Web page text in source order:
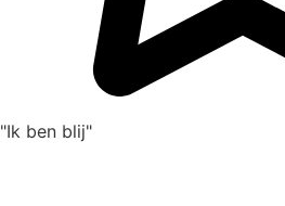
"Ik ben blij"